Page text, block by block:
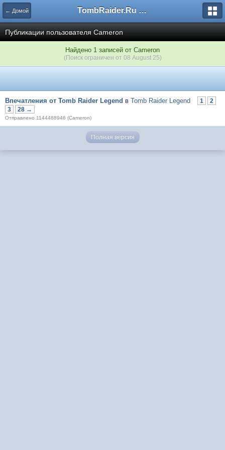
← Домой TombRaider.Ru - Форумы
Публикации пользователя Cameron
Найдено 1 записей от Cameron
(Поиск ограничен от 08 August 25)
Впечатления от Tomb Raider Legend в Tomb Raider Legend 1
2
3
28 →
Отправлено 1144488946 (Cameron)
Полная версия